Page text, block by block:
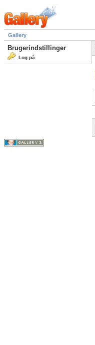
Gallery
Brugerindstillinger
Log på